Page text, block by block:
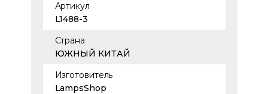
Артикул
L1488-3
Страна
ЮЖНЫЙ КИТАЙ
Изготовитель
LampsShop